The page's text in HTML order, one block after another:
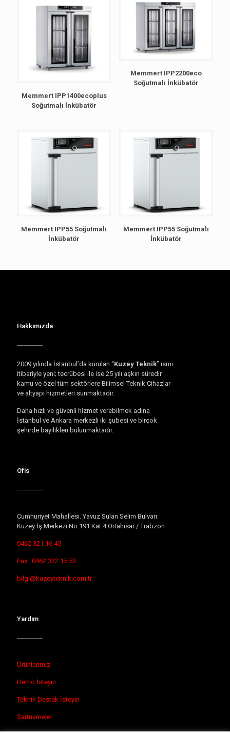
Memmert IPP1400ecoplus
Soğutmalı İnkübatör
Memmert IPP2200eco
Soğutmalı İnkübatör
Memmert IPP55 Soğutmalı
İnkübatör
Memmert IPP55 Soğutmalı
İnkübatör
Hakkımızda
2009 yılında İstanbul’da kurulan “Kuzey Teknik” ismi
itibariyle yeni; tecrübesi ile ise 25 yılı aşkın süredir
kamu ve özel tüm sektörlere Bilimsel Teknik Cihazlar
ve altyapı hizmetleri sunmaktadır.
Daha hızlı ve güvenli hizmet verebilmek adına
İstanbul ve Ankara merkezli iki şubesi ve birçok
şehirde bayilikleri bulunmaktadır.
Ofis
Cumhuriyet Mahallesi. Yavuz Sulan Selim Bulvarı.
Kuzey İş Merkezi No:191 Kat:4 Ortahisar / Trabzon
0462 321 16 45
Fax : 0462 322 15 53
bilgi@kuzeyteknik.com.tr
Yardım
Ürünlerimiz
Demo İsteyin
Teknik Destek İsteyin
Şartnameler